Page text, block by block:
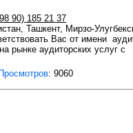
90) 185 21 37
Ташкент, Мирзо-
Вас от имени
рынке аудиторских услуг с
Просмотров: 9060